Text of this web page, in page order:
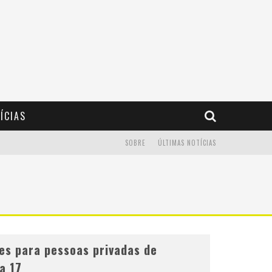
ÚLTIMAS NOTÍCIAS
SOBRE
para pessoas privadas de
17